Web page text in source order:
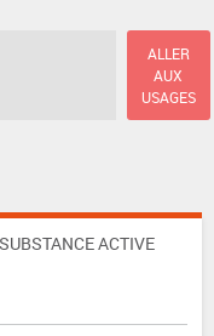
ALLER
AUX
USAGES
ACTIVE